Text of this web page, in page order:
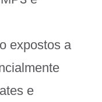
expostos a
e